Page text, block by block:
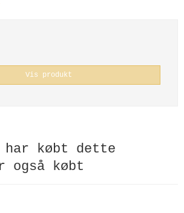
Vis produkt
har købt dette
også købt